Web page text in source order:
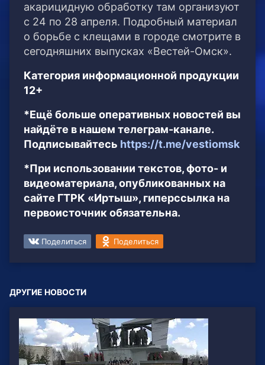
акарицидную обработку там организуют
с 24 по 28 апреля. Подробный материал
о борьбе с клещами в городе смотрите в
сегодняшних выпусках «Вестей-Омск».
Категория информационной продукции
12+
*Ещё больше оперативных новостей вы
найдёте в нашем телеграм-канале.
Подписывайтесь https://t.me/vestiomsk
*При использовании текстов, фото- и
видеоматериала, опубликованных на
сайте ГТРК «Иртыш», гиперссылка на
первоисточник обязательна.
Поделиться Поделиться
ДРУГИЕ НОВОСТИ